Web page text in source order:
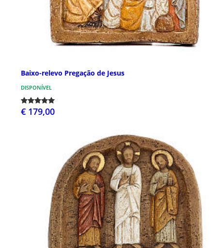
Baixo-relevo Pregação de Jesus
DISPONÍVEL
€ 179,00